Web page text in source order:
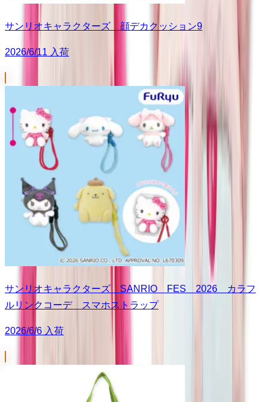
サンリオキャラクターズ 顔デカクッション9
2026/6/11 入荷
サンリオキャラクターズ SANRIO FES 2026 カラフ
ルリンクコーデ スマホストラップ
2026/6/6 入荷